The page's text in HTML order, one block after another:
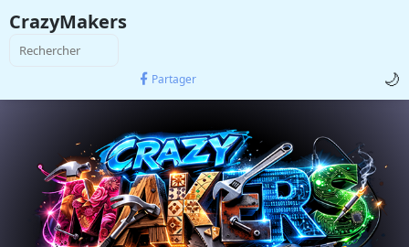
CrazyMakers
Partager 🌙